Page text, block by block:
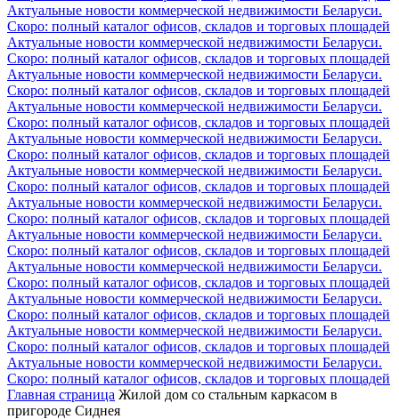
Актуальные новости коммерческой недвижимости Беларуси.
Скоро: полный каталог офисов, складов и торговых площадей
Актуальные новости коммерческой недвижимости Беларуси.
Скоро: полный каталог офисов, складов и торговых площадей
Актуальные новости коммерческой недвижимости Беларуси.
Скоро: полный каталог офисов, складов и торговых площадей
Актуальные новости коммерческой недвижимости Беларуси.
Скоро: полный каталог офисов, складов и торговых площадей
Актуальные новости коммерческой недвижимости Беларуси.
Скоро: полный каталог офисов, складов и торговых площадей
Актуальные новости коммерческой недвижимости Беларуси.
Скоро: полный каталог офисов, складов и торговых площадей
Актуальные новости коммерческой недвижимости Беларуси.
Скоро: полный каталог офисов, складов и торговых площадей
Актуальные новости коммерческой недвижимости Беларуси.
Скоро: полный каталог офисов, складов и торговых площадей
Актуальные новости коммерческой недвижимости Беларуси.
Скоро: полный каталог офисов, складов и торговых площадей
Актуальные новости коммерческой недвижимости Беларуси.
Скоро: полный каталог офисов, складов и торговых площадей
Актуальные новости коммерческой недвижимости Беларуси.
Скоро: полный каталог офисов, складов и торговых площадей
Актуальные новости коммерческой недвижимости Беларуси.
Скоро: полный каталог офисов, складов и торговых площадей
Главная страница Жилой дом со стальным каркасом в
пригороде Сиднея